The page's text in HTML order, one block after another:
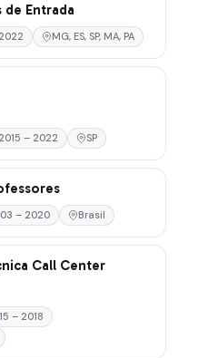
de Entrada
MG, ES, SP, MA, PA
2015 – 2022 SP
– 2020 Brasil
Call Center
– 2018